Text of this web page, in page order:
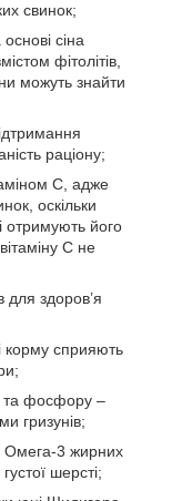
свинок;
сіна
фітолітів,
можуть знайти
раціону;
С, адже
оскільки
отримують його
С не
для здоров’я
корму сприяють
та фосфору –
гризунів;
Омега-3 жирних
шерсті;